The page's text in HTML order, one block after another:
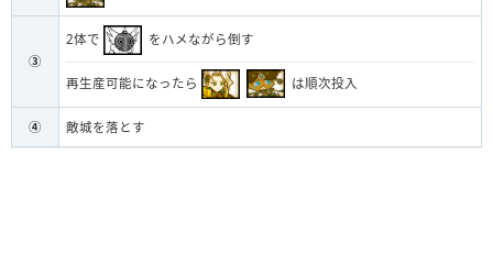
③
2体で をハメながら倒す
再生産可能になったら は順次投入
④ 敵城を落とす